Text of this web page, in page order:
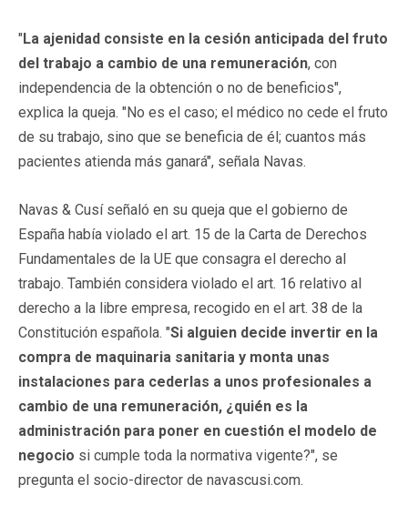
"La ajenidad consiste en la cesión anticipada del fruto
del trabajo a cambio de una remuneración, con
independencia de la obtención o no de beneficios",
explica la queja. "No es el caso; el médico no cede el fruto
de su trabajo, sino que se beneficia de él; cuantos más
pacientes atienda más ganará", señala Navas.
Navas & Cusí señaló en su queja que el gobierno de
España había violado el art. 15 de la Carta de Derechos
Fundamentales de la UE que consagra el derecho al
trabajo. También considera violado el art. 16 relativo al
derecho a la libre empresa, recogido en el art. 38 de la
Constitución española. "Si alguien decide invertir en la
compra de maquinaria sanitaria y monta unas
instalaciones para cederlas a unos profesionales a
cambio de una remuneración, ¿quién es la
administración para poner en cuestión el modelo de
negocio si cumple toda la normativa vigente?", se
pregunta el socio-director de navascusi.com.